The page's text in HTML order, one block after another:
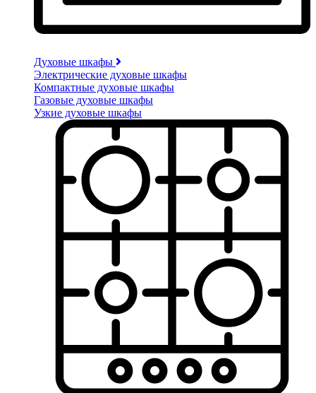
Духовые шкафы
Электрические духовые шкафы
Компактные духовые шкафы
Газовые духовые шкафы
Узкие духовые шкафы